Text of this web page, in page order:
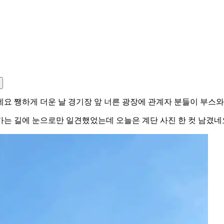
쨍하게 더운 날 경기장 앞 너른 광장에 관계자 분들이 부스
길에 눈으로만 일견했었는데 오늘은 계단 사진 한 컷 남겼네